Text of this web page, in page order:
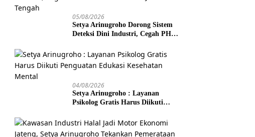
05/08/2026
Setya Arinugroho Dorong Sistem
Deteksi Dini Industri, Cegah PHK
04/08/2026
Setya Arinugroho : Layanan
Psikolog Gratis Harus Diikuti
Mental